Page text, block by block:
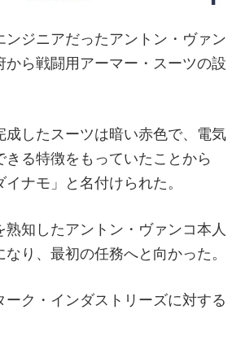
ンジニアだったアントン・ヴァン
から戦闘用アーマー・スーツの設
成したスーツは暗い赤色で、電気
きる特徴をもっていたことから
イナモ」と名付けられた。
熟知したアントン・ヴァンコ本人
り、最初の任務へと向かった。
ーク・インダストリーズに対する